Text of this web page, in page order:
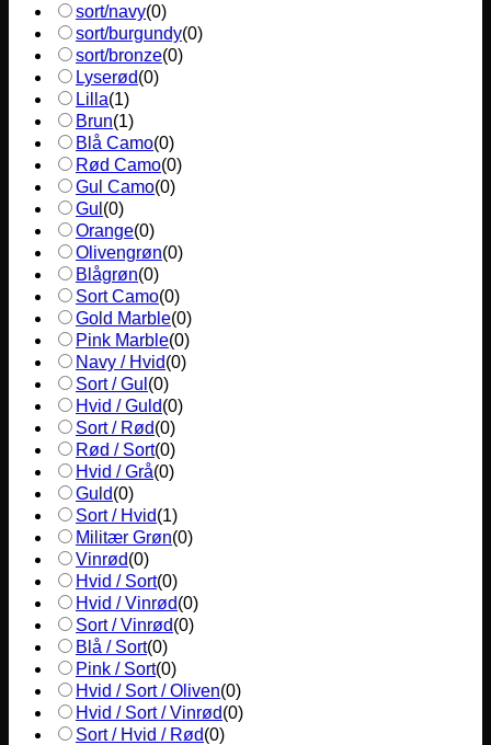
sort/navy(0)
sort/burgundy(0)
sort/bronze(0)
Lyserød(0)
Lilla(1)
Brun(1)
Blå Camo(0)
Rød Camo(0)
Gul Camo(0)
Gul (0)
Orange(0)
Olivengrøn(0)
Blågrøn(0)
Sort Camo(0)
Gold Marble(0)
Pink Marble(0)
Navy / Hvid(0)
Sort / Gul (0)
Hvid / Guld(0)
Sort / Rød(0)
Rød / Sort(0)
Hvid / Grå(0)
Guld(0)
Sort / Hvid(1)
Militær Grøn(0)
Vinrød(0)
Hvid / Sort(0)
Hvid / Vinrød(0)
Sort / Vinrød(0)
Blå / Sort(0)
Pink / Sort(0)
Hvid / Sort / Oliven(0)
Hvid / Sort / Vinrød(0)
Sort / Hvid / Rød(0)